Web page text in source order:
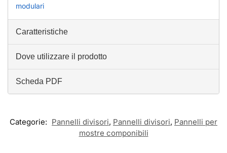
modulari
Caratteristiche
Dove utilizzare il prodotto
Scheda PDF
Categorie: Pannelli divisori, Pannelli divisori, Pannelli per
mostre componibili